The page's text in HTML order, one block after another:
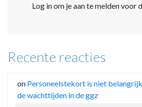
Log in om je aan te melden voor
Recente reacties
on Personeelstekort is niet
de wachttijden in de ggz